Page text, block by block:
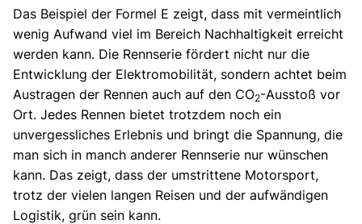
Das Beispiel der Formel E zeigt, dass mit vermeintlich
wenig Aufwand viel im Bereich Nachhaltigkeit erreicht
werden kann. Die Rennserie fördert nicht nur die
Entwicklung der Elektromobilität, sondern achtet beim
Austragen der Rennen auch auf den CO2-Ausstoß vor
Ort. Jedes Rennen bietet trotzdem noch ein
unvergessliches Erlebnis und bringt die Spannung, die
man sich in manch anderer Rennserie nur wünschen
kann. Das zeigt, dass der umstrittene Motorsport,
trotz der vielen langen Reisen und der aufwändigen
Logistik, grün sein kann.